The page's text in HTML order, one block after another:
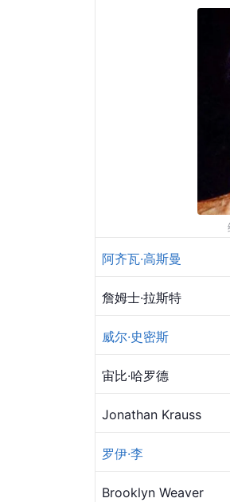
阿齐瓦·高斯曼
詹姆士·拉斯特
威尔·史密斯
宙比·哈罗德
Jonathan Krauss
罗伊·李
Brooklyn Weaver